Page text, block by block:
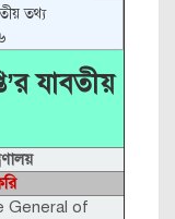
তথ্য
যাবতীয়
General of